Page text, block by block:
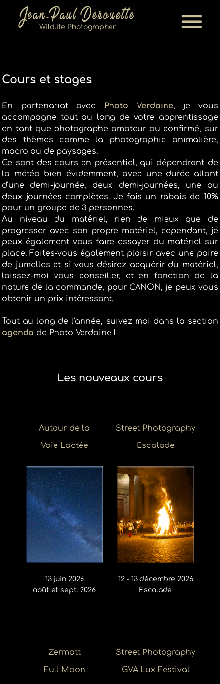
Jean-Paul Derouette
Wildlife Photographer
Cours et stages
En partenariat avec Photo Verdaine, je vous
accompagne tout au long de votre apprentissage
en tant que photographe amateur ou confirmé, sur
des thèmes comme la photographie animalière,
macro ou de paysages.
Ce sont des cours en présentiel, qui dépendront de
la météo bien évidemment, avec une durée allant
d'une demi-journée, deux demi-journées, une ou
deux journées complètes. Je fais un rabais de 10%
pour un groupe de 3 personnes.
Au niveau du matériel, rien de mieux que de
progresser avec son propre matériel, cependant, je
peux également vous faire essayer du matériel sur
place. Faites-vous également plaisir avec une paire
de jumelles et si vous désirez acquérir du matériel,
laissez-moi vous conseiller, et en fonction de la
nature de la commande, pour CANON, je peux vous
obtenir un prix intéressant.
Tout au long de l'année, suivez moi dans la section
agenda de Photo Verdaine !
Les nouveaux cours
Autour de la
Voie Lactée
13 juin 2026
août et sept. 2026
Street Photography
Escalade
12 - 13 décembre 2026
Escalade
Zermatt
Full Moon
Street Photography
GVA Lux Festival